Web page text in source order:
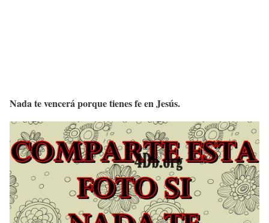
Nada te vencerá porque tienes fe en Jesús.